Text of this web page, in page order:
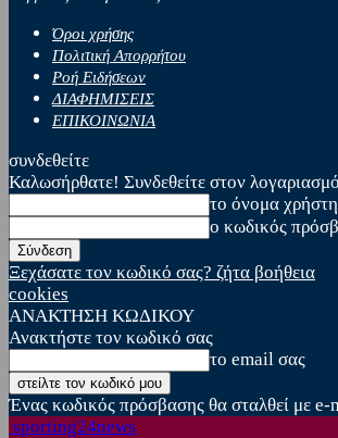
Όροι χρήσης
Πολιτική Απορρήτου
Ροή Ειδήσεων
ΔΙΑΦΗΜΙΣΕΙΣ
ΕΠΙΚΟΙΝΩΝΙΑ
συνδεθείτε
Καλωσήρθατε! Συνδεθείτε στον
το όνομα
ο κωδικός
Ξεχάσατε τον κωδικό σας? ζήτα βοήθεια
cookies
ΑΝΑΚΤΗΣΗ ΚΩΔΙΚΟΥ
Ανακτήστε τον κωδικό σας
το email σας
Ένας κωδικός πρόσβασης θα σταλθεί με e-
sporting24news